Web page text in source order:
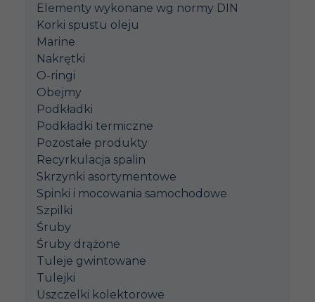
Elementy wykonane wg normy DIN
Korki spustu oleju
Marine
Nakrętki
O-ringi
Obejmy
Podkładki
Podkładki termiczne
Pozostałe produkty
Recyrkulacja spalin
Skrzynki asortymentowe
Spinki i mocowania samochodowe
Szpilki
Śruby
Śruby drążone
Tuleje gwintowane
Tulejki
Uszczelki kolektorowe